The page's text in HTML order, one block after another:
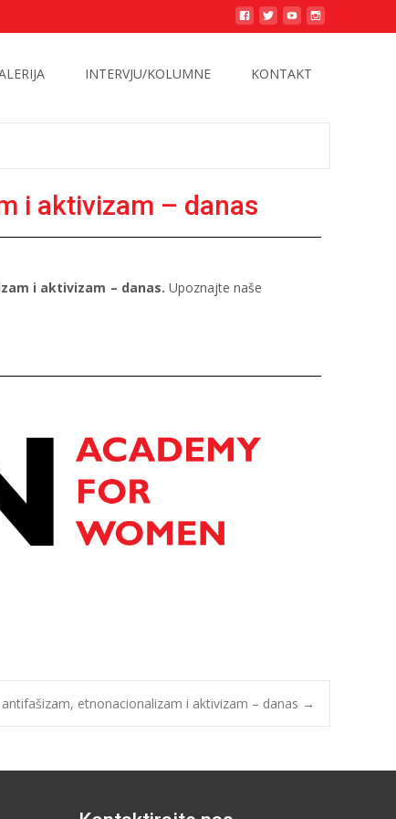
INTERVJU/KOLUMNE KONTAKT
i aktivizam – danas
i aktivizam – danas. Upoznajte naše
etnonacionalizam i aktivizam – danas →